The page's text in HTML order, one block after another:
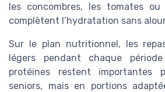
les concombres, les tomates
complètent l’hydratation sans
Sur le plan nutritionnel, les
légers pendant chaque
protéines restent importantes
seniors, mais en portions